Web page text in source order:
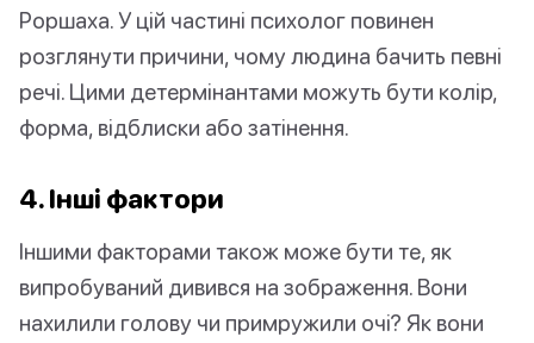
Роршаха. У цій частині психолог повинен
розглянути причини, чому людина бачить певні
речі. Цими детермінантами можуть бути колір,
форма, відблиски або затінення.
4. Інші фактори
Іншими факторами також може бути те, як
випробуваний дивився на зображення. Вони
нахилили голову чи примружили очі? Як вони